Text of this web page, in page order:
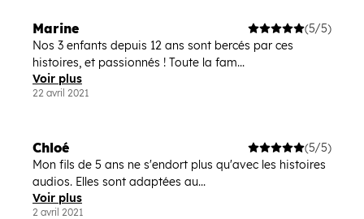
Marine
(5/5)
Nos 3 enfants depuis 12 ans sont bercés par ces
histoires, et passionnés ! Toute la fam...
Voir plus
22 avril 2021
Chloé
(5/5)
Mon fils de 5 ans ne s'endort plus qu'avec les histoires
audios. Elles sont adaptées au...
Voir plus
2 avril 2021